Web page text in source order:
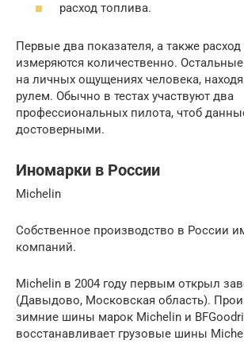
расход топлива.
Первые два показателя, а также
измеряются количественно.
на личных ощущениях человека,
рулем. Обычно в тестах участвуют два
профессиональных пилота, чтоб
достоверными.
Иномарки в России
Michelin
Собственное производство в России
компаний.
Michelin в 2004 году первым открыл
(Давыдово, Московская область).
зимние шины марок Michelin и
восстанавливает грузовые шины